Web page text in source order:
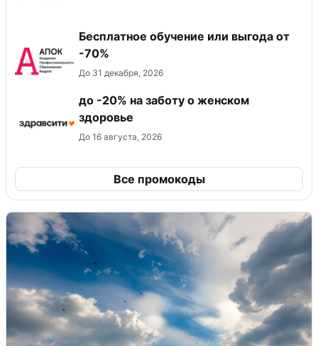
Бесплатное обучение или выгода от
-70%
До 31 декабря, 2026
до -20% на заботу о женском
здоровье
До 16 августа, 2026
Все промокоды